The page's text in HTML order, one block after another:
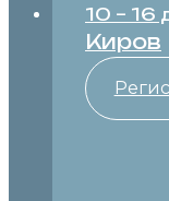
10 – 16
Киров